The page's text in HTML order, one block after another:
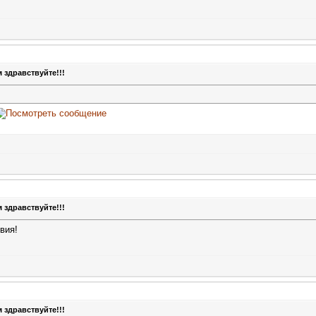
здравствуйте!!!
здравствуйте!!!
здравствуйте!!!